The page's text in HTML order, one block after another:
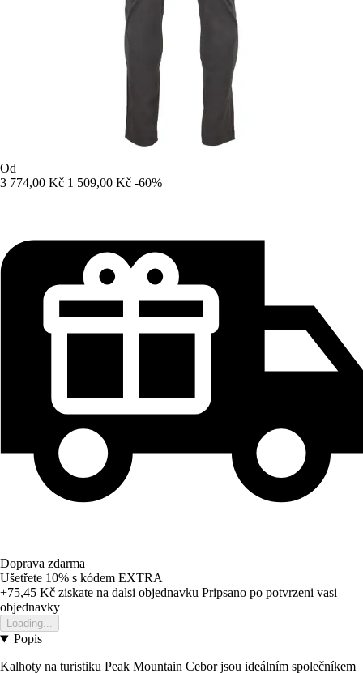
Od
3 774,00 Kč 1 509,00 Kč -60%
Doprava zdarma
Ušetřete 10% s kódem EXTRA
+75,45 Kč ziskate na dalsi objednavku Pripsano po potvrzeni vasi
objednavky
Loading...
Popis
Kalhoty na turistiku Peak Mountain Cebor jsou ideálním společníkem